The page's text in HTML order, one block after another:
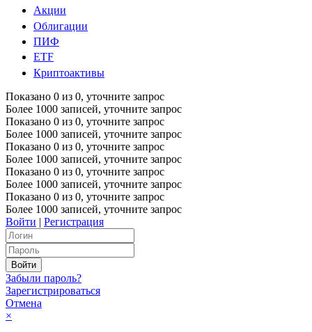
Акции
Облигации
ПИФ
ETF
Криптоактивы
Показано 0 из 0, уточните запрос
Более 1000 записей, уточните запрос
Показано 0 из 0, уточните запрос
Более 1000 записей, уточните запрос
Показано 0 из 0, уточните запрос
Более 1000 записей, уточните запрос
Показано 0 из 0, уточните запрос
Более 1000 записей, уточните запрос
Показано 0 из 0, уточните запрос
Более 1000 записей, уточните запрос
Войти | Регистрация
Забыли пароль?
Зарегистрироваться
Отмена
×